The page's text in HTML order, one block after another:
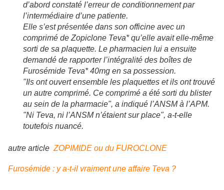
d’abord constaté l’erreur de conditionnement par
l’intermédiaire d’une patiente.
Elle s’est présentée dans son officine avec un
comprimé de Zopiclone Teva* qu’elle avait elle-même
sorti de sa plaquette. Le pharmacien lui a ensuite
demandé de rapporter l’intégralité des boîtes de
Furosémide Teva* 40mg en sa possession.
"Ils ont ouvert ensemble les plaquettes et ils ont trouvé
un autre comprimé. Ce comprimé a été sorti du blister
au sein de la pharmacie", a indiqué l’ANSM à l’APM.
"Ni Teva, ni l’ANSM n’étaient sur place", a-t-elle
toutefois nuancé.
autre article ZOPIMIDE ou du FUROCLONE
Furosémide : y a-t-il vraiment une affaire Teva ?